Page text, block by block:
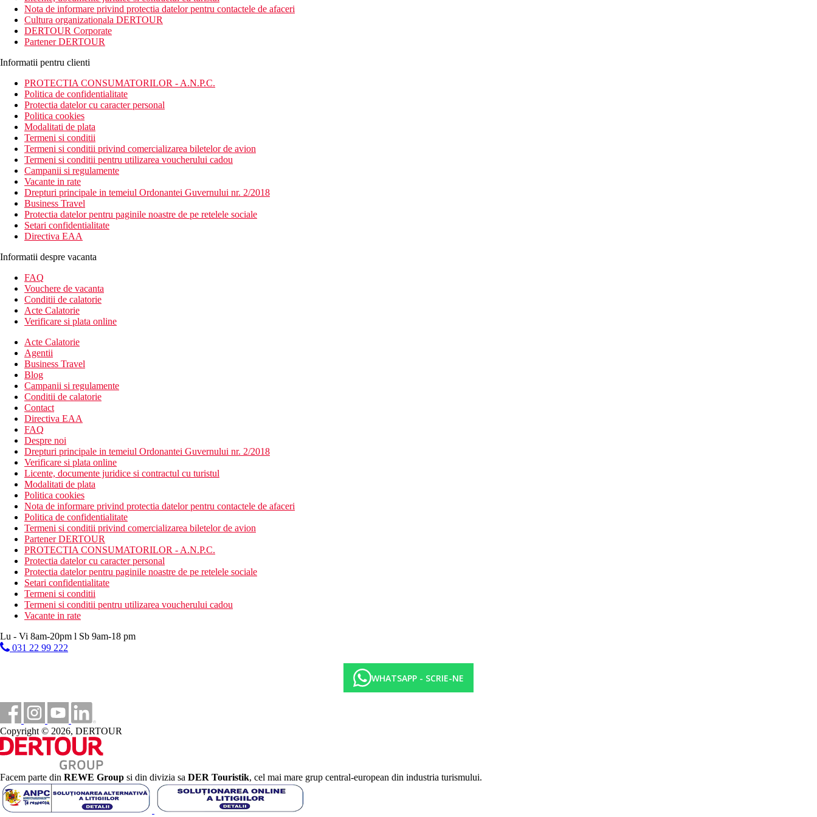
Distanta
Plaja: 200 m
Aeroport: 18 km (Krabi), 54 km (Phuket)
Centru: 20 km
Descrierea camerei
Camere disponibile:
Camera Superioara
Camera Premier
Facilitati:
aer conditionat
sanitare proprii (baie, uscator de par, toaleta)
balcon
TV cu receptie satelit
DVD player
mini-bar
seif in camera
Wi-Fi (gratuit)
set pentru prepararea ceaiului si cafelei
filtru de cafea
canapea
Descrierea hotelului
hol de intrare cu receptie
piscina (sezlonguri si umbrele gratuite)
piscina pentru copii
restaurantul principal
bar langa piscina
barul din receptie
bar de zi
club pentru copii
sala de conferinta
parcare (gratuita)
lift
Wi-Fi (gratuit)
Descrierea plajei
plaja cu nisip
Activitati sportive gratuite
Fitness
Activitati sportive contra cost
centru SPA
masaje
cada
sauna
inchirieri auto
inchiriere de biciclete
biliard
Mese
Mic dejun
Demipensiune
Categoria oficiala
Pentru sosiri incepand cu data de 01.05.2025 este obligatoriu ca turistii sa completeze un formular cu MAXIM 3 zile inainte de plecare, in urma acestuia se va genera un cod QR necesar la intrarea in tara.
Completarea se va face accesand : TDAC Portal:
Portalul le va permite turistilor sa selecteze data sosirii in intervalul 3 zile - 0 zile inainte de sosire.
Pentru mai multe detalii va rugam sa accesati si:
User Guide:https://tdac.immigration.go.th/manual/en/index.html
FAQs:https://tdac.immigration.go.th/manual/en/faq.html
Distanţe
Nota de informare privind protectia datelor pentru contactele de afaceri
Cultura organizationala DERTOUR
DERTOUR Corporate
Partener DERTOUR
Informatii pentru clienti
PROTECTIA CONSUMATORILOR - A.N.P.C.
Politica de confidentialitate
Protectia datelor cu caracter personal
Politica cookies
Modalitati de plata
Termeni si conditii
Termeni si conditii privind comercializarea biletelor de avion
Termeni si conditii pentru utilizarea voucherului cadou
Campanii si regulamente
Vacante in rate
Drepturi principale in temeiul Ordonantei Guvernului nr. 2/2018
Business Travel
Protectia datelor pentru paginile noastre de pe retelele sociale
Setari confidentialitate
Directiva EAA
Informatii despre vacanta
FAQ
Vouchere de vacanta
Conditii de calatorie
Acte Calatorie
Verificare si plata online
Acte Calatorie
Agentii
Business Travel
Blog
Campanii si regulamente
Conditii de calatorie
Contact
Directiva EAA
FAQ
Despre noi
Drepturi principale in temeiul Ordonantei Guvernului nr. 2/2018
Verificare si plata online
Licente, documente juridice si contractul cu turistul
Modalitati de plata
Politica cookies
Nota de informare privind protectia datelor pentru contactele de afaceri
Politica de confidentialitate
Termeni si conditii privind comercializarea biletelor de avion
Partener DERTOUR
PROTECTIA CONSUMATORILOR - A.N.P.C.
Protectia datelor cu caracter personal
Protectia datelor pentru paginile noastre de pe retelele sociale
Setari confidentialitate
Termeni si conditii
Termeni si conditii pentru utilizarea voucherului cadou
Vacante in rate
Lu - Vi 8am-20pm l Sb 9am-18 pm
031 22 99 222
WHATSAPP - SCRIE-NE
Copyright © 2026, DERTOUR
Facem parte din REWE Group si din divizia sa DER Touristik, cel mai mare grup central-european din industria turismului.